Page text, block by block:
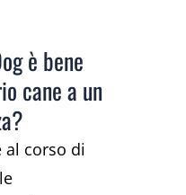
è bene
cane a un
al corso di